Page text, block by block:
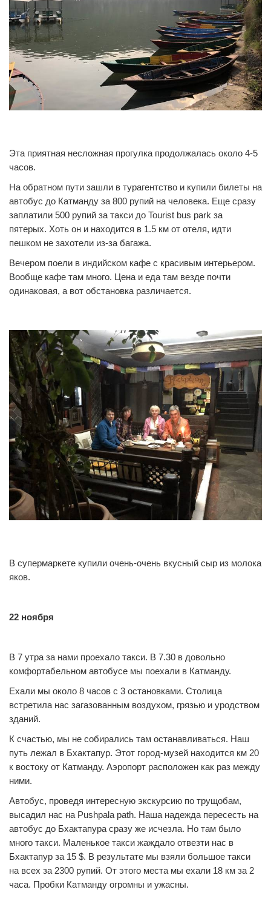
Эта приятная несложная прогулка продолжалась около 4-5
часов.
На обратном пути зашли в турагентство и купили билеты на
автобус до Катманду за 800 рупий на человека. Еще сразу
заплатили 500 рупий за такси до Tourist bus park за
пятерых. Хоть он и находится в 1.5 км от отеля, идти
пешком не захотели из-за багажа.
Вечером поели в индийском кафе с красивым интерьером.
Вообще кафе там много. Цена и еда там везде почти
одинаковая, а вот обстановка различается.
В супермаркете купили очень-очень вкусный сыр из молока
яков.
22 ноября
В 7 утра за нами проехало такси. В 7.30 в довольно
комфортабельном автобусе мы поехали в Катманду.
Ехали мы около 8 часов с 3 остановками. Столица
встретила нас загазованным воздухом, грязью и уродством
зданий.
К счастью, мы не собирались там останавливаться. Наш
путь лежал в Бхактапур. Этот город-музей находится км 20
к востоку от Катманду. Аэропорт расположен как раз между
ними.
Автобус, проведя интересную экскурсию по трущобам,
высадил нас на Pushpala path. Наша надежда пересесть на
автобус до Бхактапура сразу же исчезла. Но там было
много такси. Маленькое такси жаждало отвезти нас в
Бхактапур за 15 $. В результате мы взяли большое такси
на всех за 2300 рупий. От этого места мы ехали 18 км за 2
часа. Пробки Катманду огромны и ужасны.